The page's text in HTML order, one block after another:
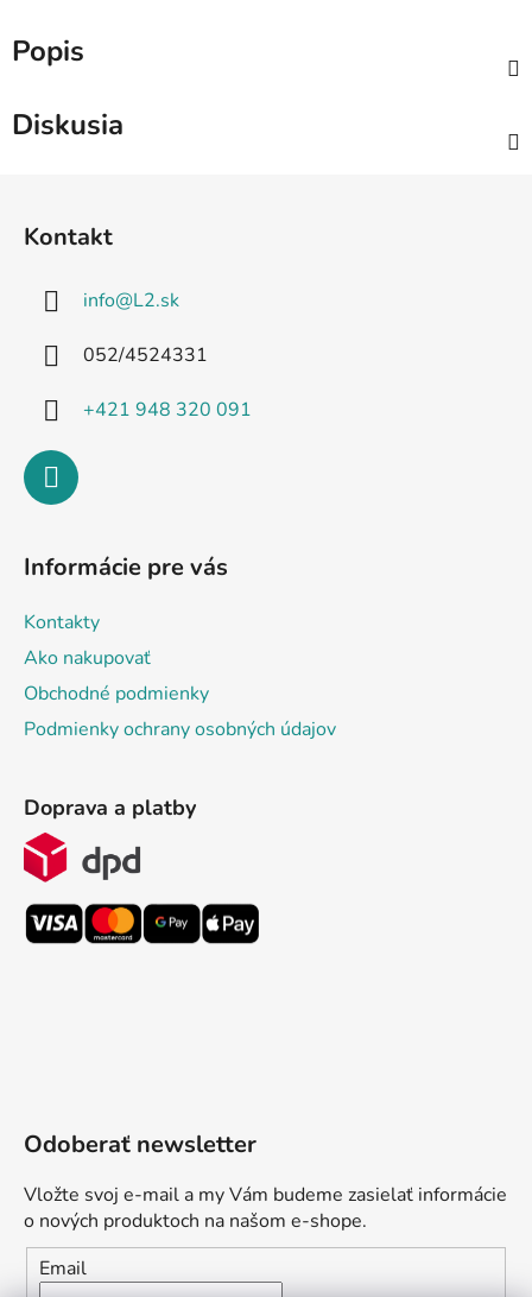
Popis
Diskusia
Kontakt
info@L2.sk
052/4524331
+421 948 320 091
Informácie pre vás
Kontakty
Ako nakupovať
Obchodné podmienky
Podmienky ochrany osobných údajov
Doprava a platby
Odoberať newsletter
Vložte svoj e-mail a my Vám budeme zasielať informácie
o nových produktoch na našom e-shope.
Email